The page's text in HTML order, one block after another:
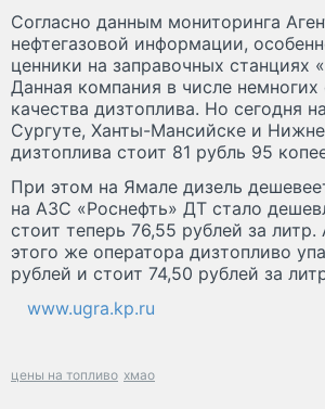
Согласно данным мониторинга
нефтегазовой информации,
ценники на заправочных станциях
Данная компания в числе немногих
качества дизтоплива. Но сегодня
Сургуте, Ханты-Мансийске и
дизтоплива стоит 81 рубль 95
При этом на Ямале дизель
на АЗС «Роснефть» ДТ стало
стоит теперь 76,55 рублей за
этого же оператора дизтопливо
рублей и стоит 74,50 рублей за
www.ugra.kp.ru
цены на топливо хмао